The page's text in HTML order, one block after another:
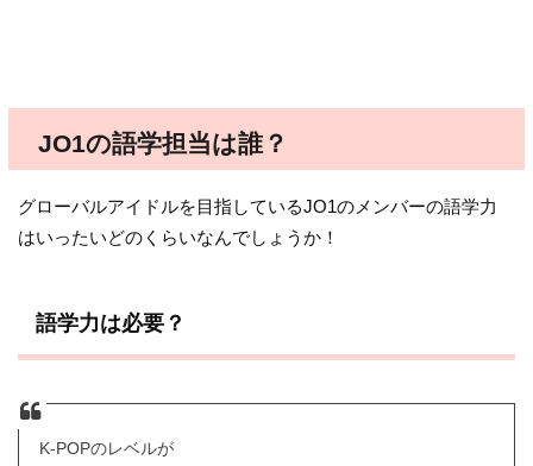
JO1の語学担当は誰？
グローバルアイドルを目指しているJO1のメンバーの語学力
はいったいどのくらいなんでしょうか！
語学力は必要？
K-POPのレベルが